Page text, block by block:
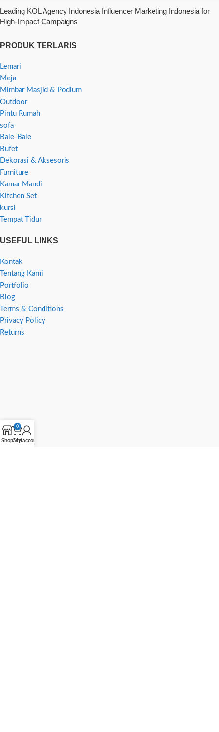
Leading KOL Agency Indonesia Influencer Marketing Indonesia for
High-Impact Campaigns
PRODUK TERLARIS
Lemari
Meja
Mimbar Masjid & Podium
Outdoor
Pintu Rumah
sofa
Bale-Bale
Bufet
Dekorasi & Aksesoris
Furniture
Kamar Mandi
Kitchen Set
kursi
Tempat Tidur
USEFUL LINKS
Kontak
Tentang Kami
Portfolio
Blog
Terms & Conditions
Privacy Policy
Returns
Shop
0
Cart
My account